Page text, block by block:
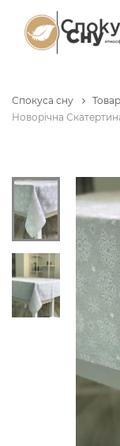
Спокуса сну
Новорічна